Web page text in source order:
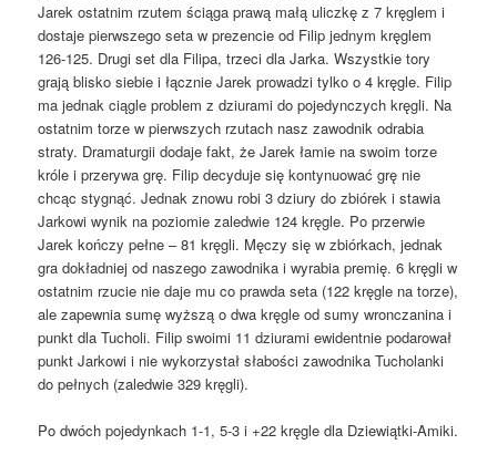
Jarek ostatnim rzutem ściąga prawą małą uliczkę z 7 kręglem i
dostaje pierwszego seta w prezencie od Filip jednym kręglem
126-125. Drugi set dla Filipa, trzeci dla Jarka. Wszystkie tory
grają blisko siebie i łącznie Jarek prowadzi tylko o 4 kręgle. Filip
ma jednak ciągle problem z dziurami do pojedynczych kręgli. Na
ostatnim torze w pierwszych rzutach nasz zawodnik odrabia
straty. Dramaturgii dodaje fakt, że Jarek łamie na swoim torze
króle i przerywa grę. Filip decyduje się kontynuować grę nie
chcąc stygnąć. Jednak znowu robi 3 dziury do zbiórek i stawia
Jarkowi wynik na poziomie zaledwie 124 kręgle. Po przerwie
Jarek kończy pełne – 81 kręgli. Męczy się w zbiórkach, jednak
gra dokładniej od naszego zawodnika i wyrabia premię. 6 kręgli w
ostatnim rzucie nie daje mu co prawda seta (122 kręgle na torze),
ale zapewnia sumę wyższą o dwa kręgle od sumy wronczanina i
punkt dla Tucholi. Filip swoimi 11 dziurami ewidentnie podarował
punkt Jarkowi i nie wykorzystał słabości zawodnika Tucholanki
do pełnych (zaledwie 329 kręgli).
Po dwóch pojedynkach 1-1, 5-3 i +22 kręgle dla Dziewiątki-Amiki.